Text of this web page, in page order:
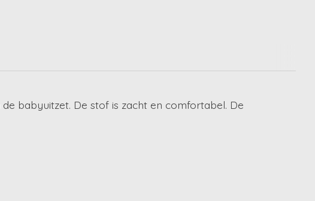
babyuitzet. De stof is zacht en comfortabel. De